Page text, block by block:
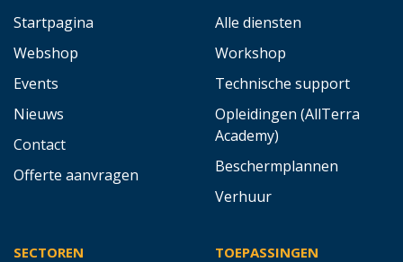
Startpagina
Webshop
Events
Nieuws
Contact
Offerte aanvragen
Alle diensten
Workshop
Technische support
Opleidingen (AllTerra
Academy)
Beschermplannen
Verhuur
SECTOREN TOEPASSINGEN